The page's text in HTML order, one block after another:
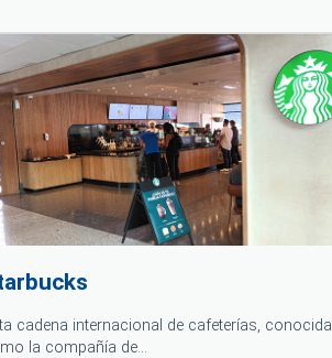
cadena internacional de cafeterías, conocida
la compañía de…